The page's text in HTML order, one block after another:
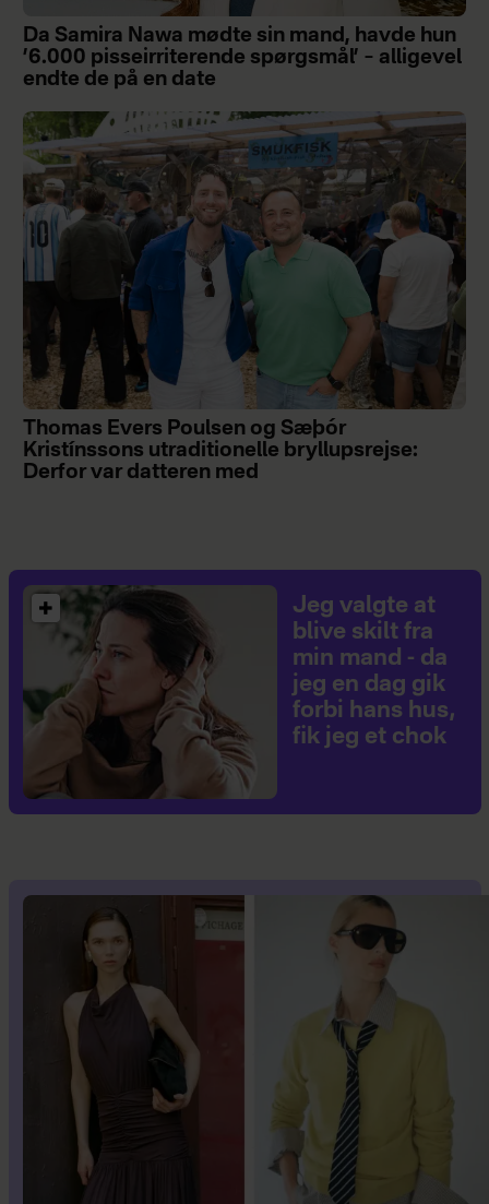
Da Samira Nawa mødte sin mand, havde hun
’6.000 pisseirriterende spørgsmål’ – alligevel
endte de på en date
Thomas Evers Poulsen og Sæþór
Kristínssons utraditionelle bryllupsrejse:
Derfor var datteren med
Jeg valgte at
blive skilt fra
min mand - da
jeg en dag gik
forbi hans hus,
fik jeg et chok